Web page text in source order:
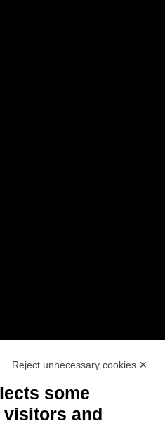
Reject unnecessary cookies ✕
some
visitors and